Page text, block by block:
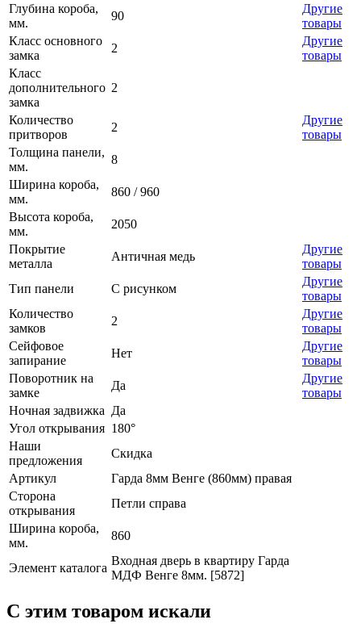
Глубина короба,
мм.
90
Другие
товары
Класс основного
замка
2
Другие
товары
Класс
дополнительного
замка
2
Количество
притворов
2
Другие
товары
Толщина панели,
мм.
8
Ширина короба,
мм.
860 / 960
Высота короба,
мм.
2050
Покрытие
металла
Античная медь
Другие
товары
Тип панели
С рисунком
Другие
товары
Количество
замков
2
Другие
товары
Сейфовое
запирание
Нет
Другие
товары
Поворотник на
замке
Да
Другие
товары
Ночная задвижка Да
Угол открывания 180°
Наши
предложения
Скидка
Артикул
Гарда 8мм Венге (860мм) правая
Сторона
открывания
Петли справа
Ширина короба,
мм.
860
Элемент каталога
Входная дверь в квартиру Гарда
МДФ Венге 8мм. [5872]
C этим товаром искали